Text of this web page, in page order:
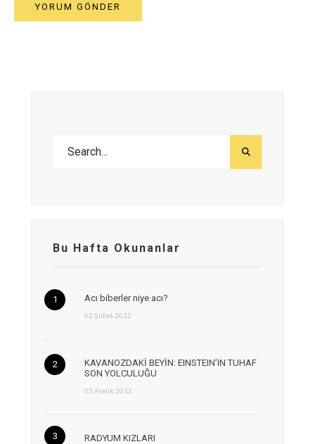
Bu Hafta Okunanlar
Acı biberler niye acı?
02 Şubat 2012
KAVANOZDAKİ BEYİN: EINSTEIN’IN TUHAF
SON YOLCULUĞU
03 Aralık 2012
RADYUM KIZLARI